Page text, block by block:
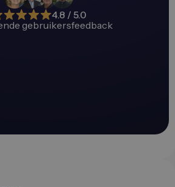
4.8 / 5.0
gebruikersfeedback